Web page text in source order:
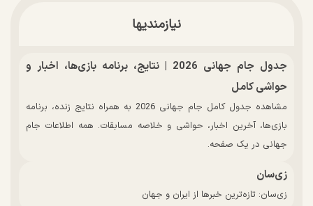
نیازمندیها
جدول جام جهانی 2026 | نتایج، برنامه بازی‌ها، اخبار و
حواشی کامل
مشاهده جدول کامل جام جهانی 2026 به همراه نتایج زنده، برنامه
بازی‌ها، آخرین اخبار، حواشی و خلاصه مسابقات. همه اطلاعات جام
جهانی در یک صفحه.
زی‌سان
زی‌سان: تازه‌ترین خبرها از ایران و جهان